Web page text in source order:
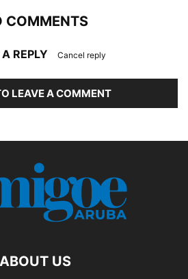
COMMENTS
REPLY Cancel reply
LEAVE A COMMENT
ABOUT US